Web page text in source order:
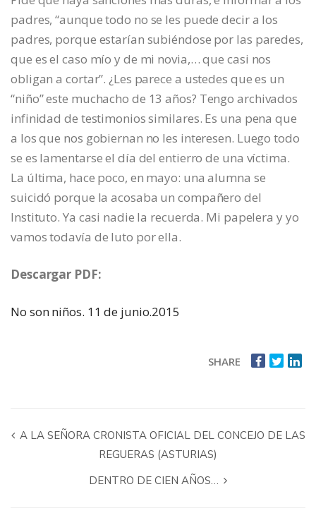
padres, “aunque todo no se les puede decir a los
padres, porque estarían subiéndose por las paredes,
que es el caso mío y de mi novia,… que casi nos
obligan a cortar”. ¿Les parece a ustedes que es un
“niño” este muchacho de 13 años? Tengo archivados
infinidad de testimonios similares. Es una pena que
a los que nos gobiernan no les interesen. Luego todo
se es lamentarse el día del entierro de una víctima.
La última, hace poco, en mayo: una alumna se
suicidó porque la acosaba un compañero del
Instituto. Ya casi nadie la recuerda. Mi papelera y yo
vamos todavía de luto por ella.
Descargar PDF:
No son niños. 11 de junio.2015
SHARE
A LA SEÑORA CRONISTA OFICIAL DEL CONCEJO DE LAS
REGUERAS (ASTURIAS)
DENTRO DE CIEN AÑOS…